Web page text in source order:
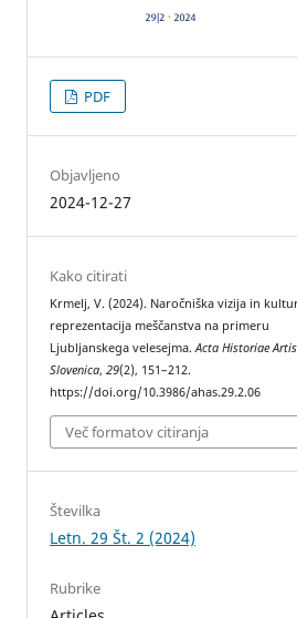
PDF
Objavljeno
2024-12-27
Kako citirati
Krmelj, V. (2024). Naročniška vizija in
reprezentacija meščanstva na primeru
Ljubljanskega velesejma.Acta Historiae Artis
Slovenica,29(2), 151–212.
https://doi.org/10.3986/ahas.29.2.06
Več formatov citiranja
Številka
Letn. 29 Št. 2 (2024)
Rubrike